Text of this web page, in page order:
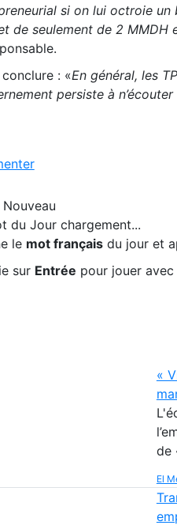
si on lui octroie
de seulement de 2
: «En général, les
persiste à
Nouveau
du Jour chargement...
le mot françaisdu jour et
sur Entrée pour jouer
«
de
El